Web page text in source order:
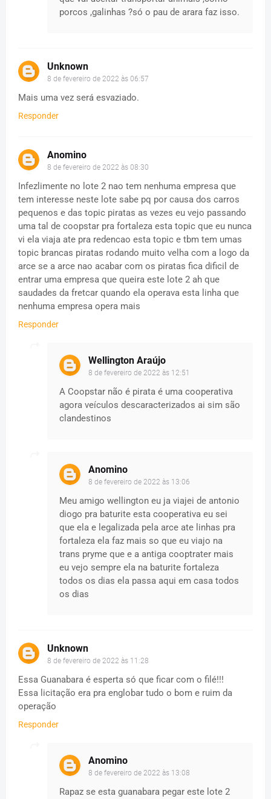
porcos ,galinhas ?só o pau de arara faz isso.
Unknown
8 de fevereiro de 2022 às 06:57
Mais uma vez será esvaziado.
Responder
Anomino
8 de fevereiro de 2022 às 08:30
Infezlimente no lote 2 nao tem nenhuma empresa que
tem interesse neste lote sabe pq por causa dos carros
pequenos e das topic piratas as vezes eu vejo passando
uma tal de coopstar pra fortaleza esta topic que eu nunca
vi ela viaja ate pra redencao esta topic e tbm tem umas
topic brancas piratas rodando muito velha com a logo da
arce se a arce nao acabar com os piratas fica dificil de
entrar uma empresa que queira este lote 2 ah que
saudades da fretcar quando ela operava esta linha que
nenhuma empresa opera mais
Responder
Wellington Araújo
8 de fevereiro de 2022 às 12:51
A Coopstar não é pirata é uma cooperativa
agora veículos descaracterizados ai sim são
clandestinos
Anomino
8 de fevereiro de 2022 às 13:06
Meu amigo wellington eu ja viajei de antonio
diogo pra baturite esta cooperativa eu sei
que ela e legalizada pela arce ate linhas pra
fortaleza ela faz mais so que eu viajo na
trans pryme que e a antiga cooptrater mais
eu vejo sempre ela na baturite fortaleza
todos os dias ela passa aqui em casa todos
os dias
Unknown
8 de fevereiro de 2022 às 11:28
Essa Guanabara é esperta só que ficar com o filé!!!
Essa licitação era pra englobar tudo o bom e ruim da
operação
Responder
Anomino
8 de fevereiro de 2022 às 13:08
Rapaz se esta guanabara pegar este lote 2